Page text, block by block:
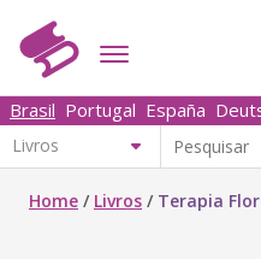
Brasil Portugal España
Home / Livros / Terapia